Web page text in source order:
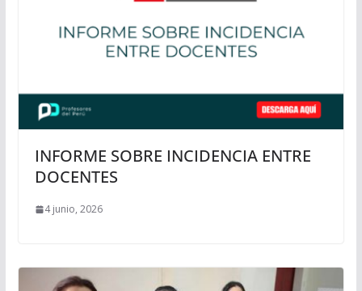
INFORME SOBRE INCIDENCIA ENTRE
DOCENTES
4 junio, 2026